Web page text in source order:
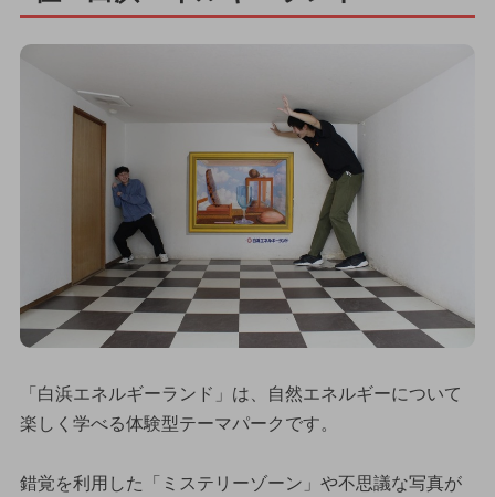
「白浜エネルギーランド」は、自然エネルギーについて
楽しく学べる体験型テーマパークです。
錯覚を利用した「ミステリーゾーン」や不思議な写真が